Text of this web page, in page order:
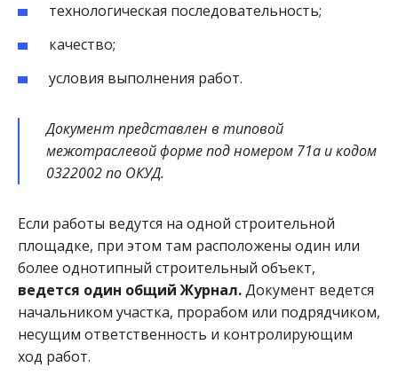
технологическая последовательность;
качество;
условия выполнения работ.
Документ представлен в типовой
межотраслевой форме под номером 71а и кодом
0322002 по ОКУД.
Если работы ведутся на одной строительной
площадке, при этом там расположены один или
более однотипный строительный объект,
ведется один общий Журнал.Документ ведется
начальником участка, прорабом или подрядчиком,
несущим ответственность и контролирующим
ход работ.